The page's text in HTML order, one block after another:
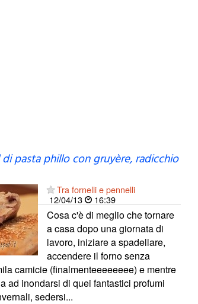
pasta phillo con gruyère, radicchio
Tra fornelli e pennelli
12/04/13
16:39
Cosa c'è di meglio che tornare
a casa dopo una giornata di
lavoro, iniziare a spadellare,
accendere il forno senza
camicie (finalmenteeeeeeee) e mentre
ad inondarsi di quei fantastici profumi
sedersi...